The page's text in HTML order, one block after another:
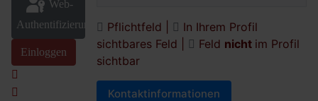
Authentifizierung
Einloggen
Pflichtfeld |
In Ihrem Profil
sichtbares Feld |
Feld nicht im Profil
sichtbar
Kontaktinformationen